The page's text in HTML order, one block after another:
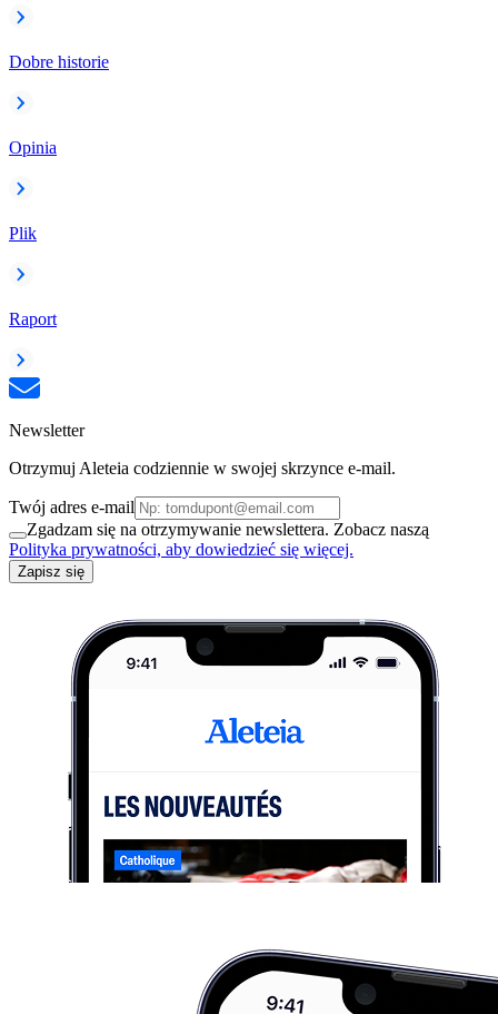
Dobre historie
Opinia
Plik
Raport
Newsletter
Otrzymuj Aleteia codziennie w swojej skrzynce e-mail.
Twój adres e-mail
Zgadzam się na otrzymywanie newslettera. Zobacz naszą
Polityka prywatności, aby dowiedzieć się więcej.
Zapisz się